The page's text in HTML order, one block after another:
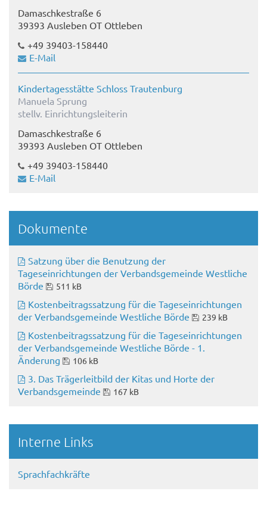
Damaschkestraße 6
39393 Ausleben OT Ottleben
+49 39403-158440
E-Mail
Kindertagesstätte Schloss Trautenburg
Manuela Sprung
stellv. Einrichtungsleiterin
Damaschkestraße 6
39393 Ausleben OT Ottleben
+49 39403-158440
E-Mail
Dokumente
Satzung über die Benutzung der
Tageseinrichtungen der Verbandsgemeinde Westliche
Börde
511 kB
Kostenbeitragssatzung für die Tageseinrichtungen
der Verbandsgemeinde Westliche Börde
239 kB
Kostenbeitragssatzung für die Tageseinrichtungen
der Verbandsgemeinde Westliche Börde - 1.
Änderung
106 kB
3. Das Trägerleitbild der Kitas und Horte der
Verbandsgemeinde
167 kB
Interne Links
Sprachfachkräfte